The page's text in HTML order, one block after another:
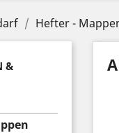
Hefter -
&